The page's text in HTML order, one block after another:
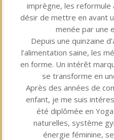
imprègne, les reformule
désir de mettre en avant
menée par une
Depuis une quinzaine
l’alimentation saine, les
en forme. Un intérêt
se transforme en
Après des années de
enfant, je me suis
été diplômée en
naturelles, système
énergie féminine,